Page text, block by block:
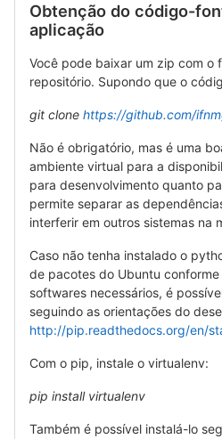
Obtenção do código-
aplicação
Você pode baixar um zip com o
repositório. Supondo que o
git clone https://github.com/
Não é obrigatório, mas é uma
ambiente virtual para a
para desenvolvimento quanto
permite separar as
interferir em outros sistemas na
Caso não tenha instalado o
de pacotes do Ubuntu
softwares necessários, é
seguindo as orientações do
http://pip.readthedocs.org/en/
Com o pip, instale o virtualenv:
pip install virtualenv
Também é possível instalá-lo